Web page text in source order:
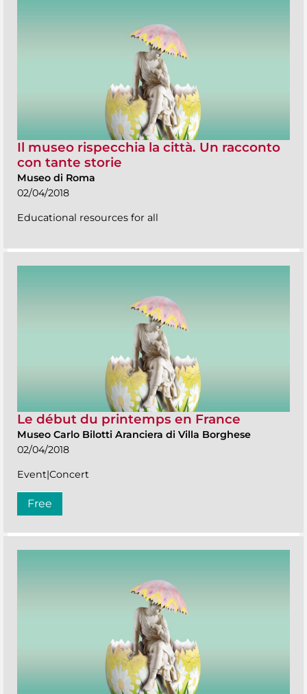
Il museo rispecchia la città. Un racconto
con tante storie
Museo di Roma
02/04/2018
Educational resources for all
Le début du printemps en France
Museo Carlo Bilotti Aranciera di Villa Borghese
02/04/2018
Event|Concert
Free